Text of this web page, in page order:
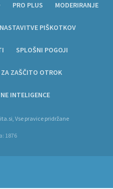
PRO PLUS MODERIRANJE
PIŠKOTKOV
SPLOŠNI POGOJI
ZAŠČITO OTROK
INTELIGENCE
Vse pravice pridržane
1876